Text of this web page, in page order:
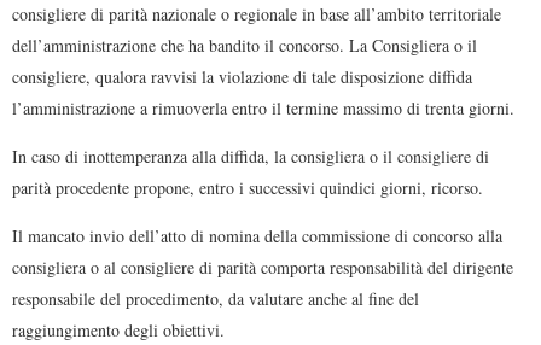
consigliere di parità nazionale o regionale in base all’ambito territoriale
dell’amministrazione che ha bandito il concorso. La Consigliera o il
consigliere, qualora ravvisi la violazione di tale disposizione diffida
l’amministrazione a rimuoverla entro il termine massimo di trenta giorni.
In caso di inottemperanza alla diffida, la consigliera o il consigliere di
parità procedente propone, entro i successivi quindici giorni, ricorso.
Il mancato invio dell’atto di nomina della commissione di concorso alla
consigliera o al consigliere di parità comporta responsabilità del dirigente
responsabile del procedimento, da valutare anche al fine del
raggiungimento degli obiettivi.